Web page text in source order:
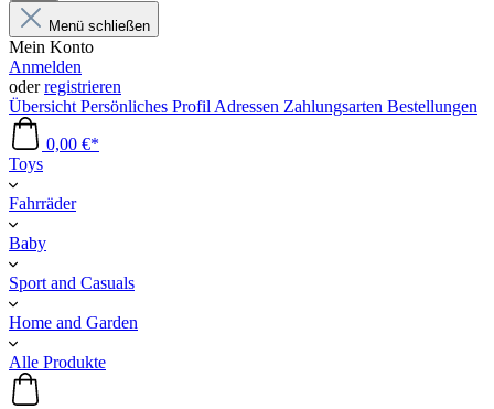
Menü schließen
Mein Konto
Anmelden
oderregistrieren
Übersicht Persönliches Profil Adressen Zahlungsarten Bestellungen
0,00 €*
Toys
Fahrräder
Baby
Sport and Casuals
Home and Garden
Alle Produkte